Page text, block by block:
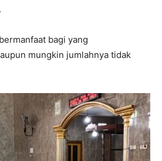
bagi yang
mungkin jumlahnya tidak